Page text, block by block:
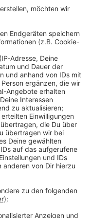
rund 83 Millionen
unter anderem an
zu schaffen und
Außerdem
Geld
Zum
im Kreis
mit einer